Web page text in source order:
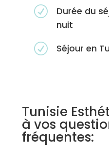
R
Durée du
nuit
R Séjour en
Tunisie
à vos
fréquentes: